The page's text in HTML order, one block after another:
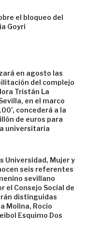
el bloqueo del
Goyri
en agosto las
del complejo
Tristán La
en el marco
concederá a la
de euros para
universitaria
Universidad, Mujer y
seis referentes
sevillano
el Consejo Social de
distinguidas
Molina, Rocío
Esquimo Dos